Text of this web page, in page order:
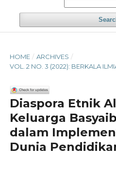
HOME / ARCHIVES /
VOL. 2 NO. 3 (2022): BERKALA
Diaspora Etnik
Keluarga
dalam
Dunia